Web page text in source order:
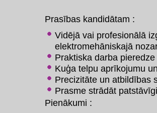
Prasības kandidātam :
Vidējā vai profesionālā
elektromehāniskajā
Praktiska darba
Kuģa telpu aprīkojumu
Precizitāte un atbildības
Prasme strādāt
Pienākumi :